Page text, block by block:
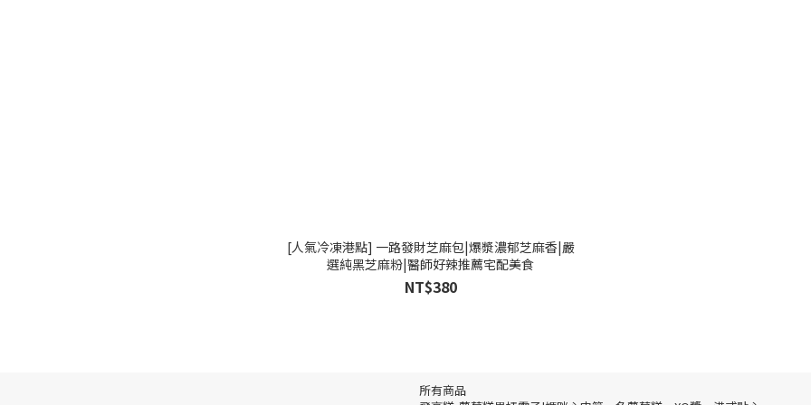
[人氣冷凍港點] 一路發財芝麻包|爆漿濃郁芝麻香|嚴
選純黑芝麻粉|醫師好辣推薦宅配美食
NT$380
所有商品